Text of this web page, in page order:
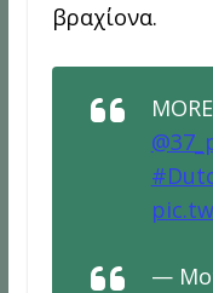
βραχίονα.
—